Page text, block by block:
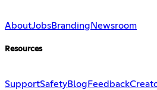
AboutJobsBranding Newsroom
Resources
SupportSafetyBlog Feedback